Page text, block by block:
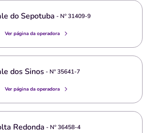
do Sepotuba - Nº31409-9
Ver página da operadora
dos Sinos - Nº35641-7
Ver página da operadora
Redonda - Nº36458-4